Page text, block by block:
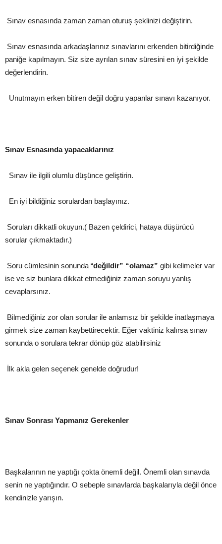
Sınav esnasında zaman zaman oturuş şeklinizi değiştirin.
Sınav esnasında arkadaşlarınız sınavlarını erkenden bitirdiğinde
paniğe kapılmayın. Siz size ayrılan sınav süresini en iyi şekilde
değerlendirin.
Unutmayın erken bitiren değil doğru yapanlar sınavı kazanıyor.
Sınav Esnasında yapacaklarınız
Sınav ile ilgili olumlu düşünce geliştirin.
En iyi bildiğiniz sorulardan başlayınız.
Soruları dikkatli okuyun.( Bazen çeldirici, hataya düşürücü
sorular çıkmaktadır.)
Soru cümlesinin sonunda “değildir” “olamaz” gibi kelimeler var
ise ve siz bunlara dikkat etmediğiniz zaman soruyu yanlış
cevaplarsınız.
Bilmediğiniz zor olan sorular ile anlamsız bir şekilde inatlaşmaya
girmek size zaman kaybettirecektir. Eğer vaktiniz kalırsa sınav
sonunda o sorulara tekrar dönüp göz atabilirsiniz
İlk akla gelen seçenek genelde doğrudur!
Sınav Sonrası Yapmanız Gerekenler
Başkalarının ne yaptığı çokta önemli değil. Önemli olan sınavda
senin ne yaptığındır. O sebeple sınavlarda başkalarıyla değil önce
kendinizle yarışın.